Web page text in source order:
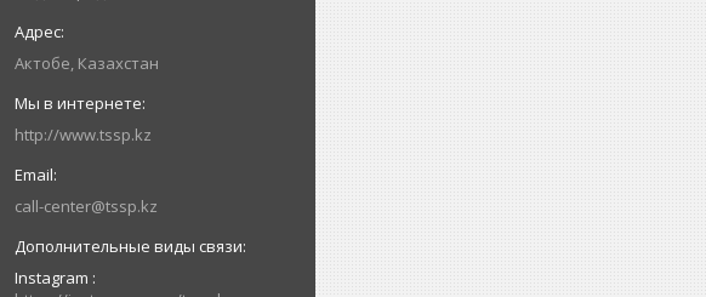
Актобе, Казахстан
http://www.tssp.kz
call-center@tssp.kz
Instagram